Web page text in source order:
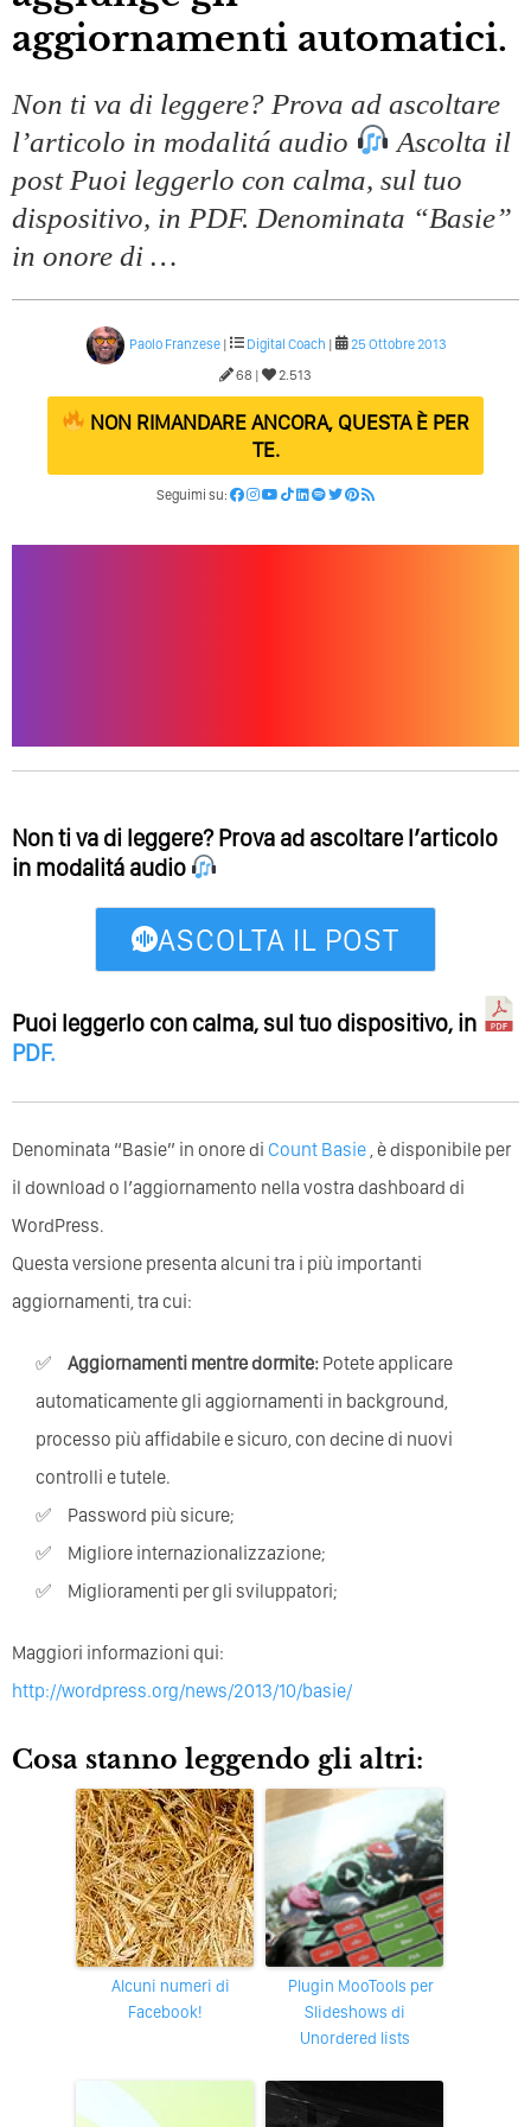
Quali Sono Gli Errori Della Comunicazione Politica? Il
Caso Delle Braccia Incrociate
L’Accademia Del Wedding
aggiornamenti automatici.
Non ti va di leggere? Prova ad ascoltare
l’articolo in modalitá audio
Ascolta il
post Puoi leggerlo con calma, sul tuo
dispositivo, in PDF. Denominata “Basie”
in onore di …
Paolo Franzese | Digital Coach |
25 Ottobre 2013
68 |
2.513
NON RIMANDARE ANCORA, QUESTA È PER
TE.
Seguimi su:
Non ti va di leggere? Prova ad ascoltare l’articolo
in modalitá audio
ASCOLTA IL POST
Puoi leggerlo con calma, sul tuo dispositivo, in
PDF.
Denominata “Basie” in onore di Count Basie , è disponibile per
il download o l’aggiornamento nella vostra dashboard di
WordPress.
Questa versione presenta alcuni tra i più importanti
aggiornamenti, tra cui:
Aggiornamenti mentre dormite: Potete applicare
automaticamente gli aggiornamenti in background,
processo più affidabile e sicuro, con decine di nuovi
controlli e tutele.
Password più sicure;
Migliore internazionalizzazione;
Miglioramenti per gli sviluppatori;
Maggiori informazioni qui:
http://wordpress.org/news/2013/10/basie/
Cosa stanno leggendo gli altri:
Alcuni numeri di
Facebook!
Plugin MooTools per
Slideshows di
Unordered lists